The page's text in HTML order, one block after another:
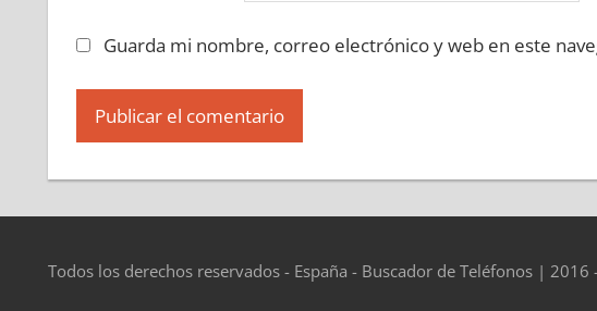
Guarda mi nombre, correo electrónico y web en este
Todos los derechos reservados - España - Buscador de Teléfonos | 2016